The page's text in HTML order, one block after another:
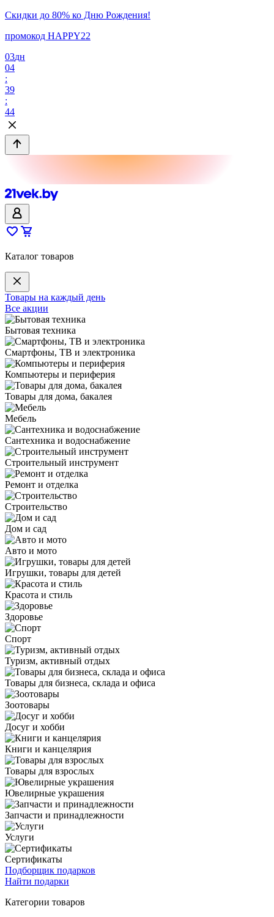
Скидки до 80% ко Дню Рождения!
промокод HAPPY22
03дн
04
:
39
:
44
Каталог товаров
Товары на каждый день
Все акции
Бытовая техника
Смартфоны, ТВ и электроника
Компьютеры и периферия
Товары для дома, бакалея
Мебель
Сантехника и водоснабжение
Строительный инструмент
Ремонт и отделка
Строительство
Дом и сад
Авто и мото
Игрушки, товары для детей
Красота и стиль
Здоровье
Спорт
Туризм, активный отдых
Товары для бизнеса, склада и офиса
Зоотовары
Досуг и хобби
Книги и канцелярия
Товары для взрослых
Ювелирные украшения
Запчасти и принадлежности
Услуги
Сертификаты
Подборщик подарков
Найти подарки
Категории товаров